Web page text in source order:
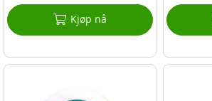
Kjøp nå